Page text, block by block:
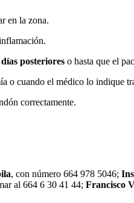
en la zona.
posteriores o hasta que el
o cuando el médico lo indique
correctamente.
, con número 664 978 5046;
al 664 6 30 41 44; Francisco